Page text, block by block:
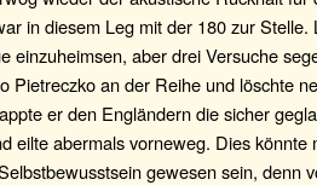
in diesem Leg mit der 180 zur
einzuheimsen, aber drei Versuche
Pietreczko an der Reihe und löschte
er den Engländern die sicher
eilte abermals vorneweg. Dies
gewesen sein, denn